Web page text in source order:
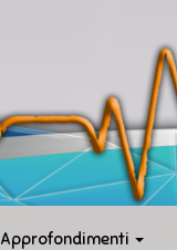
Approfondimenti